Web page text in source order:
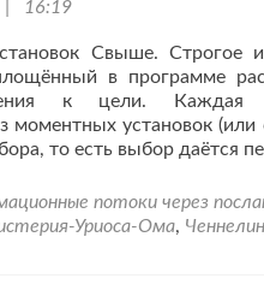
| 16:19
Свыше.
в программе
к цели.
моментных установок
то есть выбор даётся
потоки через
Уриоса-Ома,